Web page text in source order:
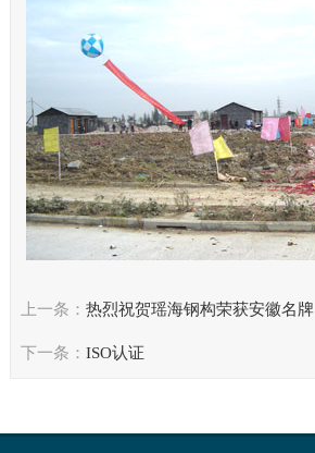
上一条： 热烈祝贺瑶海钢构荣获安徽名牌
下一条： ISO认证